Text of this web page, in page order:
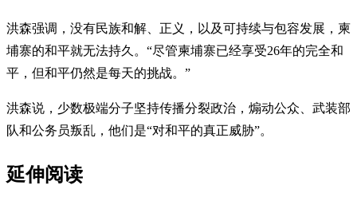
洪森强调，没有民族和解、正义，以及可持续与包容发展，柬
埔寨的和平就无法持久。“尽管柬埔寨已经享受26年的完全和
平，但和平仍然是每天的挑战。”
洪森说，少数极端分子坚持传播分裂政治，煽动公众、武装部
队和公务员叛乱，他们是“对和平的真正威胁”。
延伸阅读